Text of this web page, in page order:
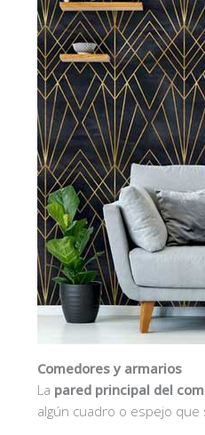
Comedores y armarios
La pared principal del
algún cuadro o espejo que